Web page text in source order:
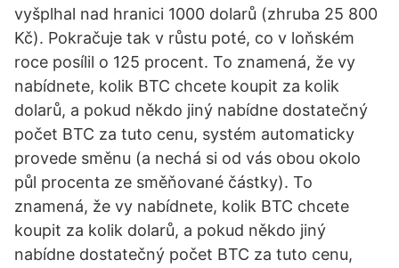
vyšplhal nad hranici 1000 dolarů (zhruba 25 800
Kč). Pokračuje tak v růstu poté, co v loňském
roce posílil o 125 procent. To znamená, že vy
nabídnete, kolik BTC chcete koupit za kolik
dolarů, a pokud někdo jiný nabídne dostatečný
počet BTC za tuto cenu, systém automaticky
provede směnu (a nechá si od vás obou okolo
půl procenta ze směňované částky). To
znamená, že vy nabídnete, kolik BTC chcete
koupit za kolik dolarů, a pokud někdo jiný
nabídne dostatečný počet BTC za tuto cenu,